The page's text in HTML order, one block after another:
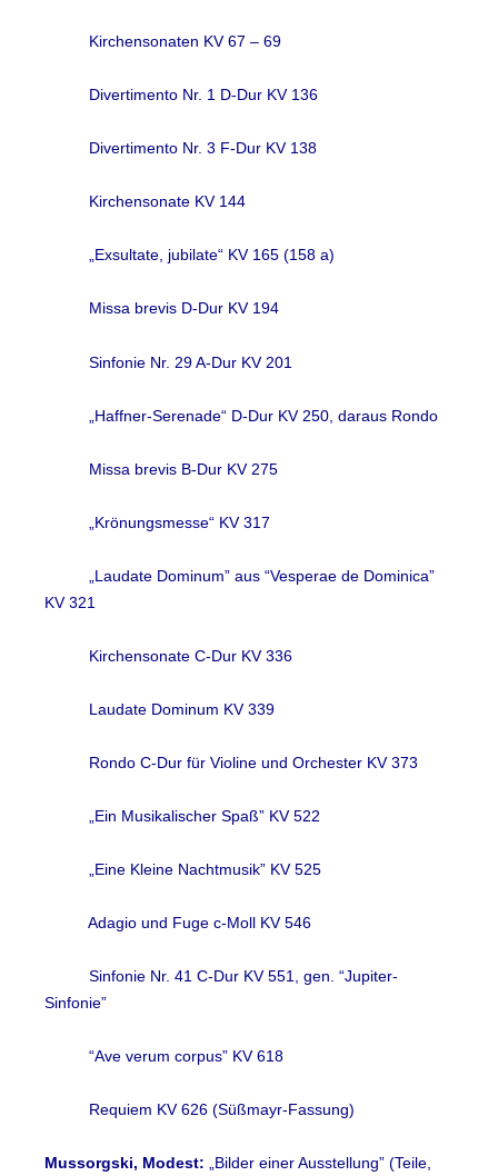
Kirchensonaten KV 67 – 69
Divertimento Nr. 1 D-Dur KV 136
Divertimento Nr. 3 F-Dur KV 138
Kirchensonate KV 144
„Exsultate, jubilate“ KV 165 (158 a)
Missa brevis D-Dur KV 194
Sinfonie Nr. 29 A-Dur KV 201
„Haffner-Serenade“ D-Dur KV 250, daraus Rondo
Missa brevis B-Dur KV 275
„Krönungsmesse“ KV 317
„Laudate Dominum” aus “Vesperae de Dominica”
KV 321
Kirchensonate C-Dur KV 336
Laudate Dominum KV 339
Rondo C-Dur für Violine und Orchester KV 373
„Ein Musikalischer Spaß” KV 522
„Eine Kleine Nachtmusik” KV 525
Adagio und Fuge c-Moll KV 546
Sinfonie Nr. 41 C-Dur KV 551, gen. “Jupiter-
Sinfonie”
“Ave verum corpus” KV 618
Requiem KV 626 (Süßmayr-Fassung)
Mussorgski, Modest: „Bilder einer Ausstellung” (Teile,